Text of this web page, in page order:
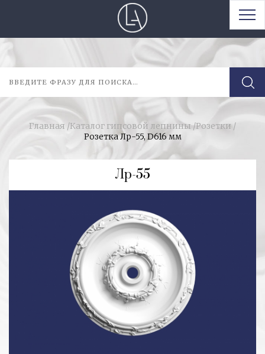
Главная /Каталог гипсовой лепнины/Розетки /
Розетка Лр-55, D616 мм
Лр-55